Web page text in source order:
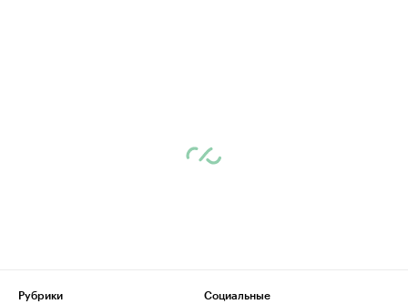
Рубрики
Социальные